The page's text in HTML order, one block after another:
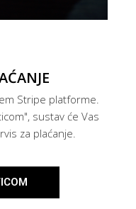
Stripe platforme.
sustav će Vas
za plaćanje.